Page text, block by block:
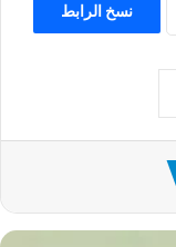
نسخ الرابط